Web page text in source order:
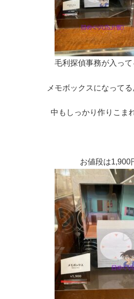
毛利探偵事務が入っ
メモボックスになってる
中もしっかり作りこま
お値段は1,900